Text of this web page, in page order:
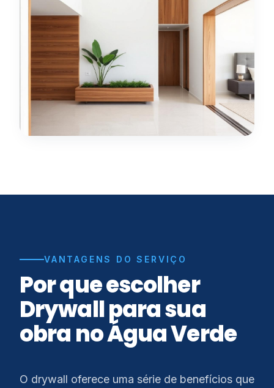
VANTAGENS DO SERVIÇO
Por que escolher
Drywall para sua
obra no Água Verde
O drywall oferece uma série de benefícios que